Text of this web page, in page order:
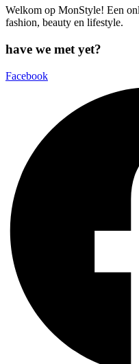
Welkom op MonStyle! Een
fashion, beauty en lifestyle.
have we met yet?
Facebook